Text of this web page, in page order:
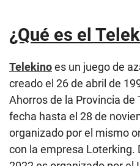
¿Qué es el
Telekinoes un juego de
creado el 26 de abril de
Ahorros de la Provincia de
fecha hasta el 28 de
organizado por el mismo
con la empresa Loterking.